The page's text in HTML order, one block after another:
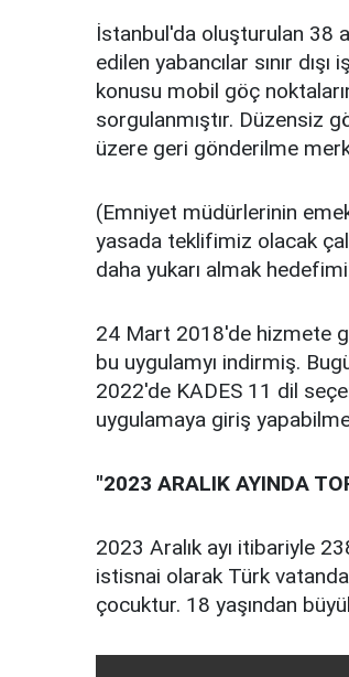
İstanbul'da oluşturulan 38
edilen yabancılar sınır
konusu mobil göç
sorgulanmıştır. Düzensiz
üzere geri gönderilme
(Emniyet müdürlerinin
yasada teklifimiz olacak
daha yukarı almak
24 Mart 2018'de hizmete
bu uygulamyı indirmiş.
2022'de KADES 11 dil
uygulamaya giriş
"2023 ARALIK AYINDA
2023 Aralık ayı itibariyle
istisnai olarak Türk
çocuktur. 18 yaşından